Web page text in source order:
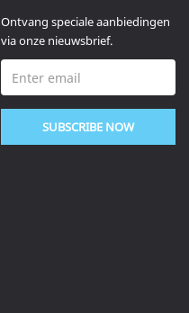
Ontvang speciale aanbiedingen
via onze nieuwsbrief.
SUBSCRIBE NOW